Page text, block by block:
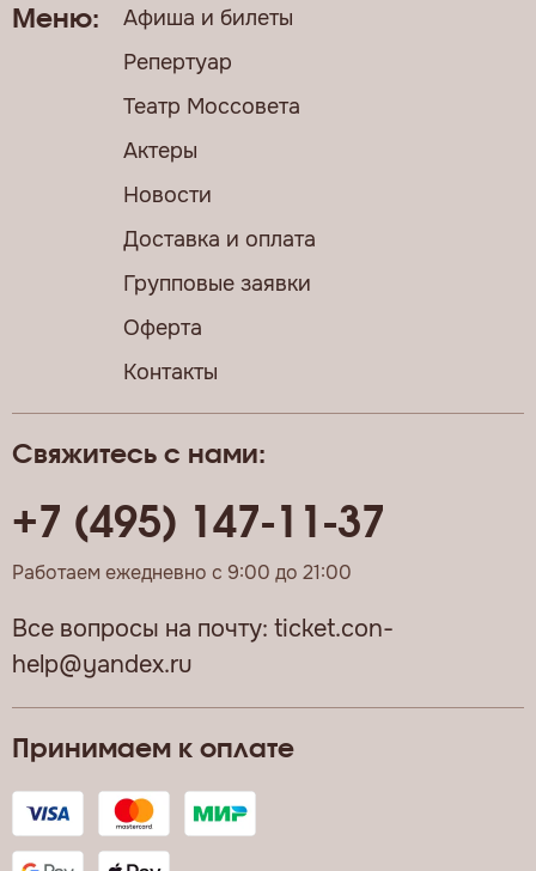
Принимаем к оплате
Свяжитесь с нами:
+7 (495) 147-11-37
Работаем ежедневно с 9:00 до 21:00
Все вопросы на почту: ticket.con-
help@yandex.ru
Меню:
Афиша и билеты
Репертуар
Театр Моссовета
Актеры
Новости
Доставка и оплата
Групповые заявки
Оферта
Контакты